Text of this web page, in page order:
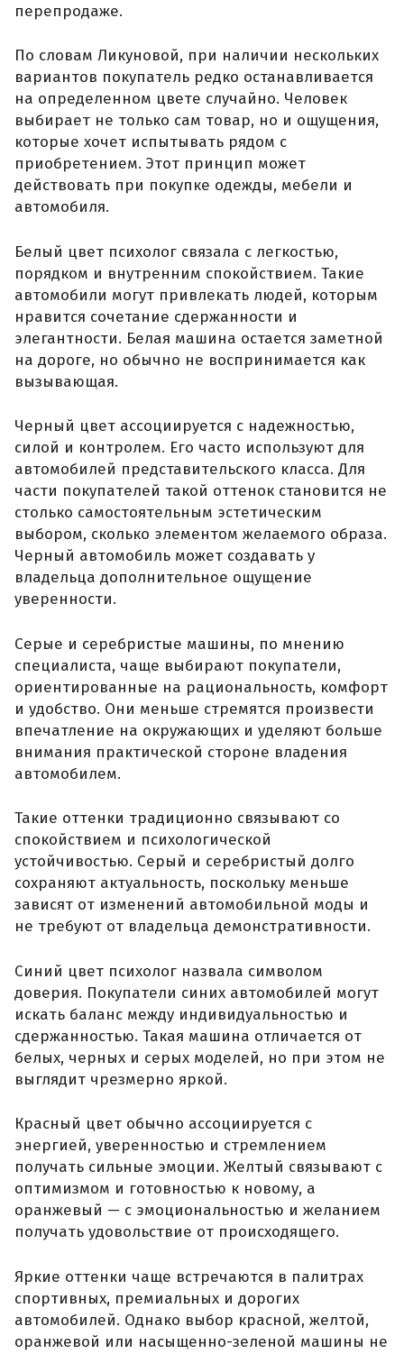
перепродаже.
По словам Ликуновой, при наличии нескольких
вариантов покупатель редко останавливается
на определенном цвете случайно. Человек
выбирает не только сам товар, но и ощущения,
которые хочет испытывать рядом с
приобретением. Этот принцип может
действовать при покупке одежды, мебели и
автомобиля.
Белый цвет психолог связала с легкостью,
порядком и внутренним спокойствием. Такие
автомобили могут привлекать людей, которым
нравится сочетание сдержанности и
элегантности. Белая машина остается заметной
на дороге, но обычно не воспринимается как
вызывающая.
Черный цвет ассоциируется с надежностью,
силой и контролем. Его часто используют для
автомобилей представительского класса. Для
части покупателей такой оттенок становится не
столько самостоятельным эстетическим
выбором, сколько элементом желаемого образа.
Черный автомобиль может создавать у
владельца дополнительное ощущение
уверенности.
Серые и серебристые машины, по мнению
специалиста, чаще выбирают покупатели,
ориентированные на рациональность, комфорт
и удобство. Они меньше стремятся произвести
впечатление на окружающих и уделяют больше
внимания практической стороне владения
автомобилем.
Такие оттенки традиционно связывают со
спокойствием и психологической
устойчивостью. Серый и серебристый долго
сохраняют актуальность, поскольку меньше
зависят от изменений автомобильной моды и
не требуют от владельца демонстративности.
Синий цвет психолог назвала символом
доверия. Покупатели синих автомобилей могут
искать баланс между индивидуальностью и
сдержанностью. Такая машина отличается от
белых, черных и серых моделей, но при этом не
выглядит чрезмерно яркой.
Красный цвет обычно ассоциируется с
энергией, уверенностью и стремлением
получать сильные эмоции. Желтый связывают с
оптимизмом и готовностью к новому, а
оранжевый — с эмоциональностью и желанием
получать удовольствие от происходящего.
Яркие оттенки чаще встречаются в палитрах
спортивных, премиальных и дорогих
автомобилей. Однако выбор красной, желтой,
оранжевой или насыщенно-зеленой машины не